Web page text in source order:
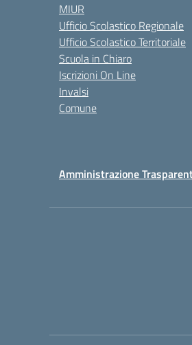
MIUR
Ufficio Scolastico Regionale
Ufficio Scolastico Territoriale
Scuola in Chiaro
Iscrizioni On Line
Invalsi
Comune
Amministrazione